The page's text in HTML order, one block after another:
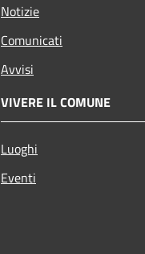
Notizie
Comunicati
Avvisi
VIVERE IL COMUNE
Luoghi
Eventi